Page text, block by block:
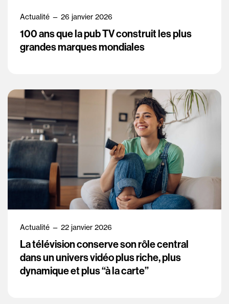
Actualité — 26 janvier 2026
100 ans que la pub TV construit les plus
grandes marques mondiales
Actualité — 22 janvier 2026
La télévision conserve son rôle central
dans un univers vidéo plus riche, plus
dynamique et plus “à la carte”